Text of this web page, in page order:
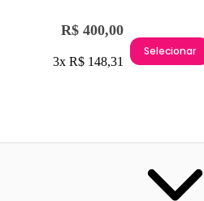
R$ 400,00
3x R$ 148,31
Selecionar